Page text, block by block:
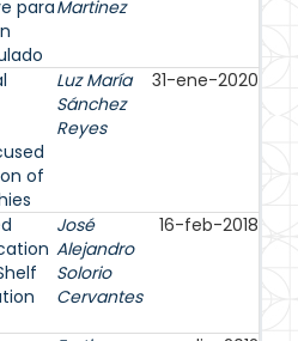
paraMartinez
of
Luz María
Sánchez
Reyes
31-ene-2020
José
Alejandro
Solorio
Cervantes
16-feb-2018